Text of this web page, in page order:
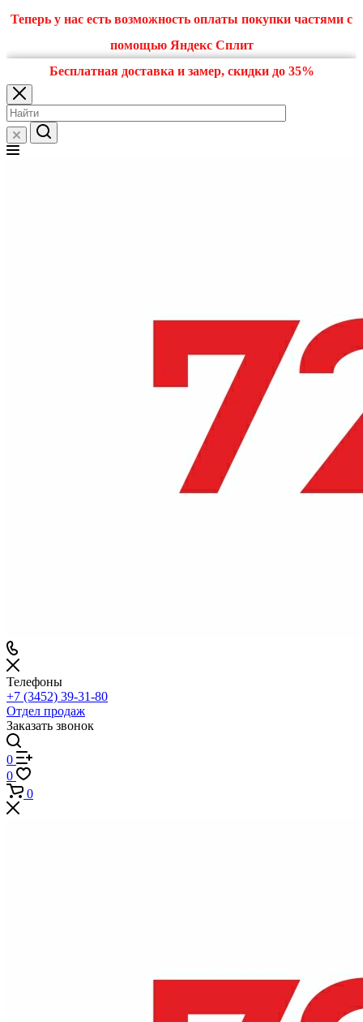
Теперь у нас есть возможность оплаты покупки частями с
помощью Яндекс Сплит
Бесплатная доставка и замер, скидки до 35%
Телефоны
+7 (3452) 39-31-80
Отдел продаж
Заказать звонок
0
0
0